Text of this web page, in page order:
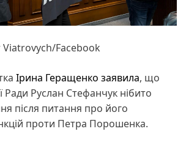
Facebook
Ірина Геращенко заявила, що
Ради Руслан Стефанчук нібито
після питання про його
проти Петра Порошенка.